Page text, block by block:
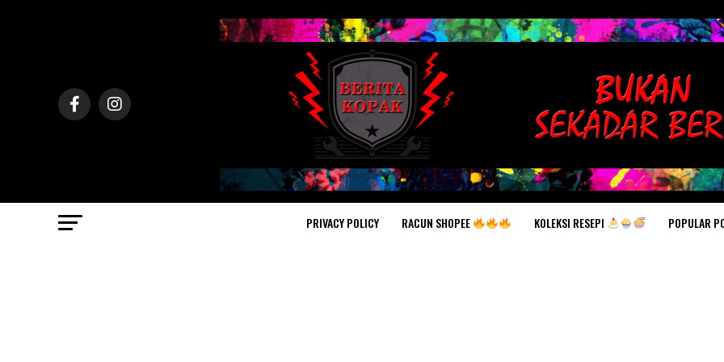
PRIVACY POLICY RACUN SHOPEE KOLEKSI RESEPI POPULAR